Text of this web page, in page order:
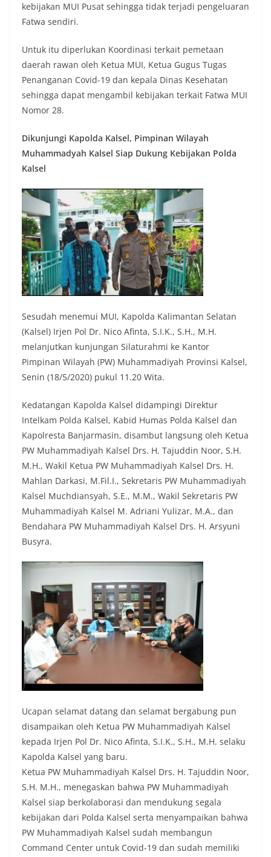
kebijakan MUI Pusat sehingga tidak terjadi pengeluaran
Fatwa sendiri.
Untuk itu diperlukan Koordinasi terkait pemetaan
daerah rawan oleh Ketua MUI, Ketua Gugus Tugas
Penanganan Covid-19 dan kepala Dinas Kesehatan
sehingga dapat mengambil kebijakan terkait Fatwa MUI
Nomor 28.
Dikunjungi Kapolda Kalsel, Pimpinan Wilayah
Muhammadyah Kalsel Siap Dukung Kebijakan Polda
Kalsel
Sesudah menemui MUI, Kapolda Kalimantan Selatan
(Kalsel) Irjen Pol Dr. Nico Afinta, S.I.K., S.H., M.H.
melanjutkan kunjungan Silaturahmi ke Kantor
Pimpinan Wilayah (PW) Muhammadiyah Provinsi Kalsel,
Senin (18/5/2020) pukul 11.20 Wita.
Kedatangan Kapolda Kalsel didampingi Direktur
Intelkam Polda Kalsel, Kabid Humas Polda Kalsel dan
Kapolresta Banjarmasin, disambut langsung oleh Ketua
PW Muhammadiyah Kalsel Drs. H. Tajuddin Noor, S.H.
M.H., Wakil Ketua PW Muhammadiyah Kalsel Drs. H.
Mahlan Darkasi, M.Fil.I., Sekretaris PW Muhammadiyah
Kalsel Muchdiansyah, S.E., M.M., Wakil Sekretaris PW
Muhammadiyah Kalsel M. Adriani Yulizar, M.A., dan
Bendahara PW Muhammadiyah Kalsel Drs. H. Arsyuni
Busyra.
Ucapan selamat datang dan selamat bergabung pun
disampaikan oleh Ketua PW Muhammadiyah Kalsel
kepada Irjen Pol Dr. Nico Afinta, S.I.K., S.H., M.H. selaku
Kapolda Kalsel yang baru.
Ketua PW Muhammadiyah Kalsel Drs. H. Tajuddin Noor,
S.H. M.H., menegaskan bahwa PW Muhammadiyah
Kalsel siap berkolaborasi dan mendukung segala
kebijakan dari Polda Kalsel serta menyampaikan bahwa
PW Muhammadiyah Kalsel sudah membangun
Command Center untuk Covid-19 dan sudah memiliki